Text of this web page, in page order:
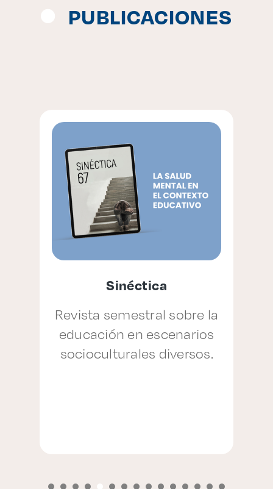
PUBLICACIONES
Sinéctica
Revista semestral sobre la
educación en escenarios
socioculturales diversos.